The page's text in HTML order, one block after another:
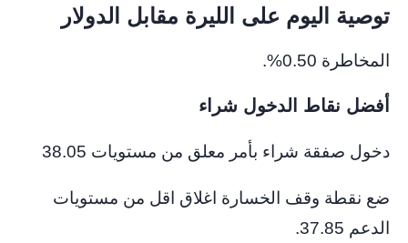
توصية اليوم على الليرة مقابل الدولار
المخاطرة 0.50%.
أفضل نقاط الدخول شراء
دخول صفقة شراء بأمر معلق من مستويات 38.05
ضع نقطة وقف الخسارة اغلاق اقل من مستويات
الدعم 37.85.